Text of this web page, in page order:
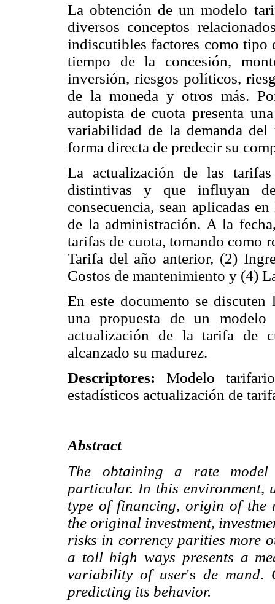
La obtención de un modelo
diversos conceptos
indiscutibles factores como tipo
tiempo de la concesión,
inversión, riesgos políticos,
de la moneda y otros más.
autopista de cuota presenta
variabilidad de la demanda del
forma directa de predecir su
La actualización de las
distintivas y que influyan
consecuencia, sean aplicadas
de la administración. A la
tarifas de cuota, tomando como
Tarifa del año anterior, (2)
Costos de mantenimiento y (4)
En este documento se
una propuesta de un
actualización de la tarifa de
alcanzado su madurez.
Descriptores: Modelo
estadísticos actualización de
Abstract
The obtaining a rate model
particular. In this environment,
type of financing, origin of the
the original investment,
risks in corrency parities more
a toll high ways presents a
variability of user's de mand.
predicting its behavior.